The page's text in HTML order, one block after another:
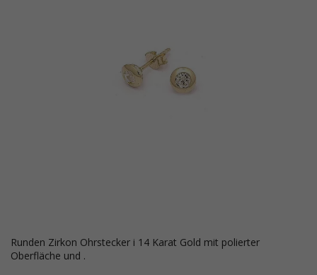
runden Zirkon Ohrstecker i 14 Karat Gold mit polierter
Oberfläche und .